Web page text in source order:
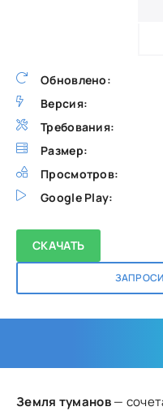
Обновлено:
Версия:
Требования:
Размер:
Просмотров:
Google Play:
СКАЧАТЬ
Земля туманов—